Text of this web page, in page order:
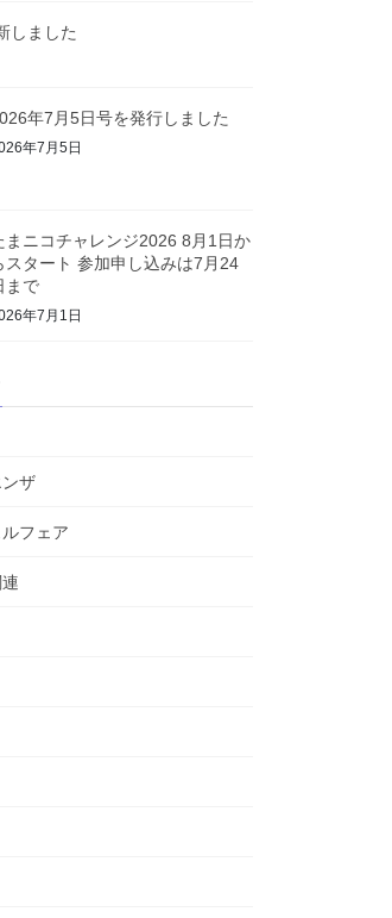
しました
年7月5日号を発行しました
年7月5日
まニコチャレンジ2026 8月1日か
スタート 参加申し込みは7月24
まで
年7月1日
ザ
フェア